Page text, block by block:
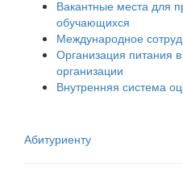
Вакантные места для
обучающихся
Международное
Организация питания
организации
Внутренняя система
Абитуриенту